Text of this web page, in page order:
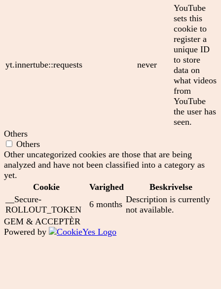
yt.innertube::requests never
YouTube
sets this
cookie to
register a
unique ID
to store
data on
what videos
from
YouTube
the user has
seen.
Others
Others
Other uncategorized cookies are those that are being
analyzed and have not been classified into a category as
yet.
Cookie
Varighed
Beskrivelse
__Secure-
ROLLOUT_TOKEN
6 months Description is currently
not available.
GEM & ACCEPTÈR
Powered by